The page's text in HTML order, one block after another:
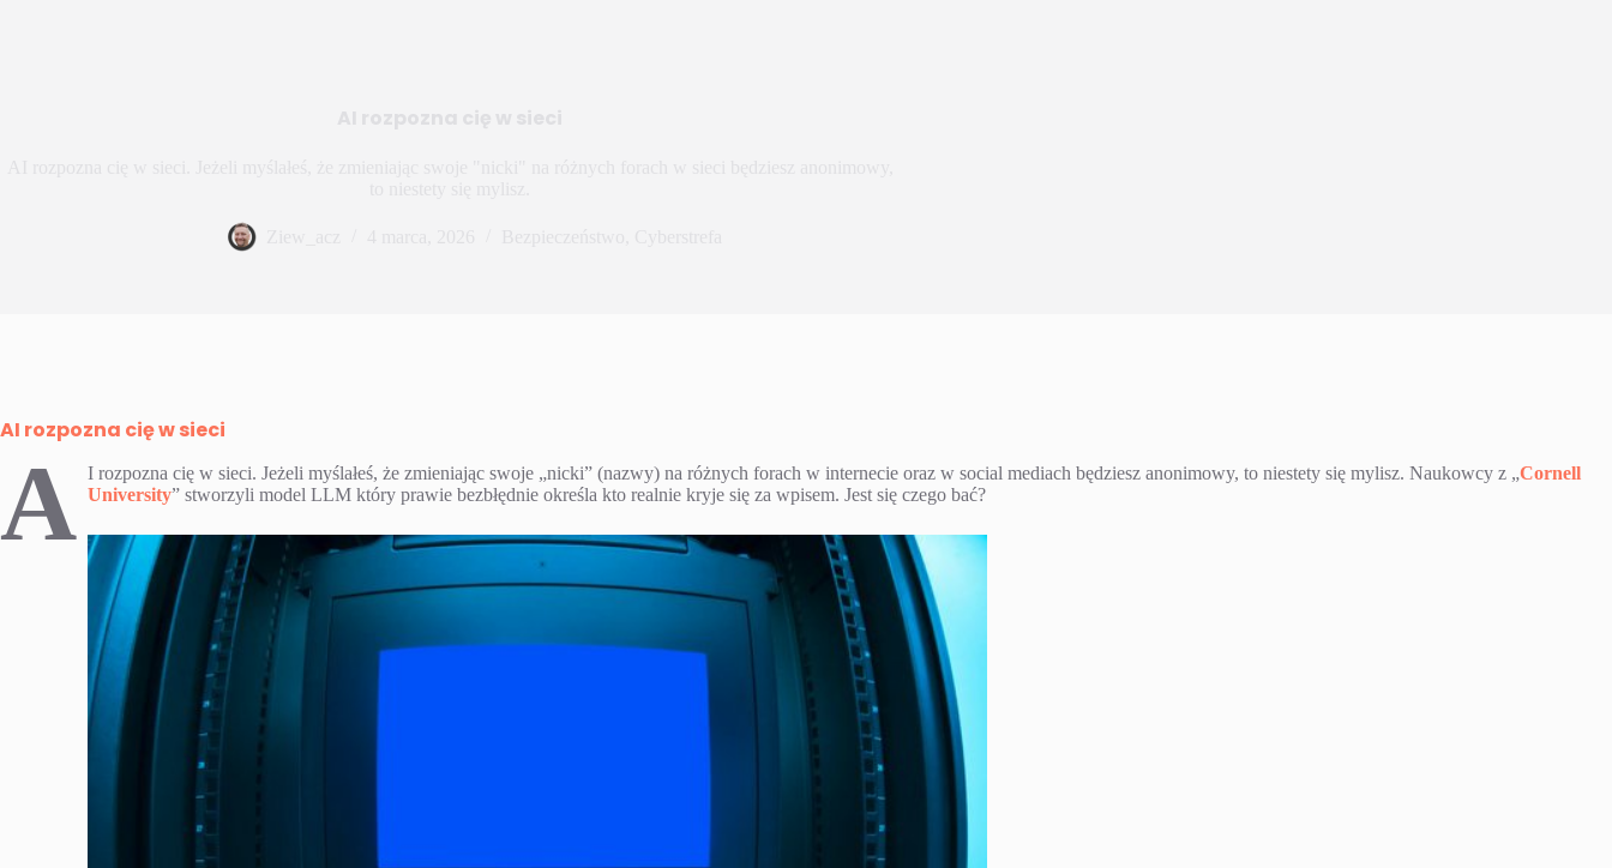
AI rozpozna cię w sieci
A I rozpozna cię w sieci. Jeżeli myślałeś, że zmieniając swoje „nicki” (nazwy) na różnych forach w internecie oraz w social mediach będziesz anonimowy, to niestety się mylisz. Naukowcy z „Cornell
University” stworzyli model LLM który prawie bezbłędnie określa kto realnie kryje się za wpisem. Jest się czego bać?